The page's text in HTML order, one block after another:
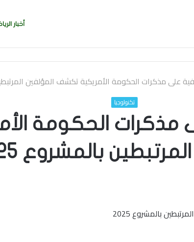
أخبار
على مذكرات الحكومة الأمريكية تكشف المؤلفين المرتبطين
تكنولوجيا
مذكرات الحكومة
بالمشروع 2025